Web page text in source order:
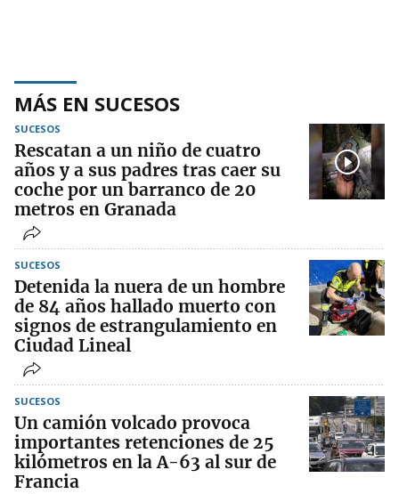
MÁS EN SUCESOS
SUCESOS
Rescatan a un niño de cuatro
años y a sus padres tras caer su
coche por un barranco de 20
metros en Granada
SUCESOS
Detenida la nuera de un hombre
de 84 años hallado muerto con
signos de estrangulamiento en
Ciudad Lineal
SUCESOS
Un camión volcado provoca
importantes retenciones de 25
kilómetros en la A-63 al sur de
Francia